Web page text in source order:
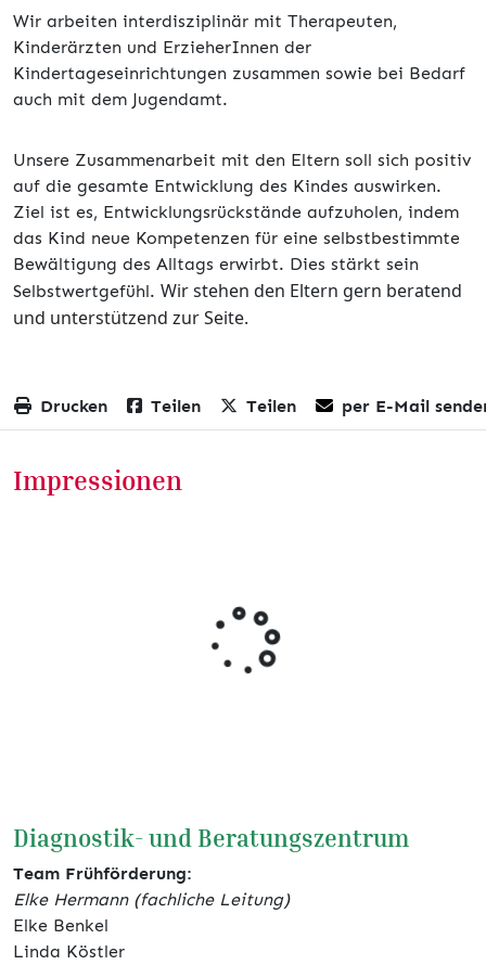
Wir arbeiten interdisziplinär mit Therapeuten,
Kinderärzten und ErzieherInnen der
Kindertageseinrichtungen zusammen sowie bei Bedarf
auch mit dem Jugendamt.
Unsere Zusammenarbeit mit den Eltern soll sich positiv
auf die gesamte Entwicklung des Kindes auswirken.
Ziel ist es, Entwicklungsrückstände aufzuholen, indem
das Kind neue Kompetenzen für eine selbstbestimmte
Bewältigung des Alltags erwirbt. Dies stärkt sein
Selbstwertgefühl. Wir stehen den Eltern gern beratend
und unterstützend zur Seite.
Drucken Teilen Teilen per E-Mail
Impressionen
Diagnostik- und Beratungszentrum
Team Frühförderung:
Elke Hermann (fachliche Leitung)
Elke Benkel
Linda Köstler